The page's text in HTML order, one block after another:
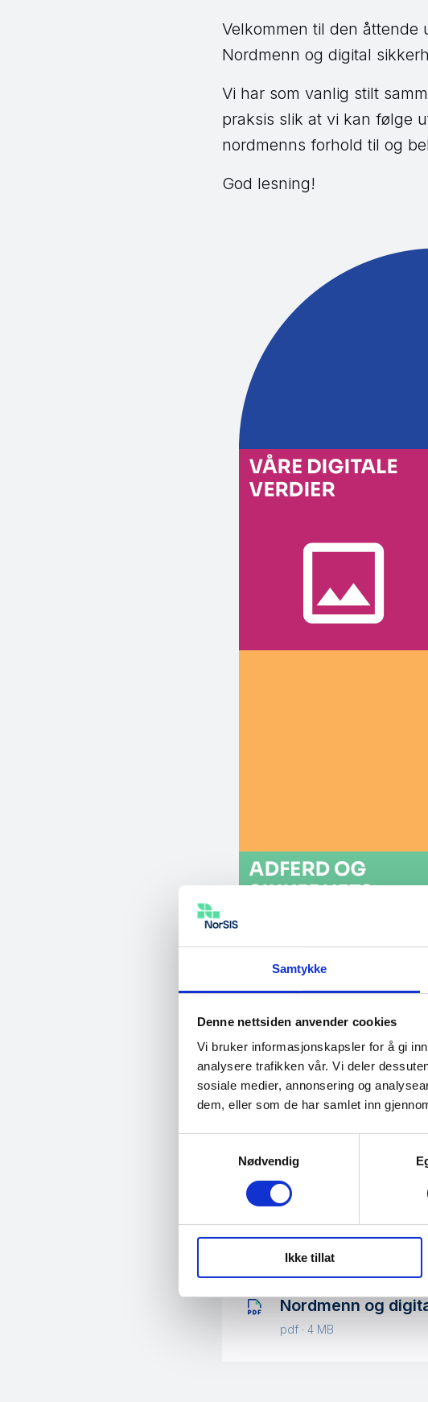
Samtykke
Denne nettsiden anvender cookies
Vi bruker informasjonskapsler for å gi
analysere trafikken vår. Vi deler
sosiale medier, annonsering og
dem, eller som de har samlet inn
Nødvendig
Ikke tillat
Velkommen til den åttende
Nordmenn og digital
Vi har som vanlig stilt
praksis slik at vi kan følge
nordmenns forhold til og
God lesning!
Undersøkelsen er gjennomført av
intervjuer i et
Utskriftsvennlig
Nordmenn og
pdf · 4 MB